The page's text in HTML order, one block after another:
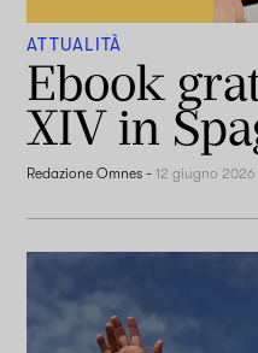
ATTUALITÀ
Ebook
XIV in
Redazione Omnes -12 giugno 2026